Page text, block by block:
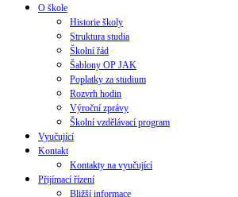
O škole
Historie školy
Struktura studia
Školní řád
Šablony OP JAK
Poplatky za studium
Rozvrh hodin
Výroční zprávy
Školní vzdělávací program
Vyučující
Kontakt
Kontakty na vyučující
Přijímací řízení
Bližší informace